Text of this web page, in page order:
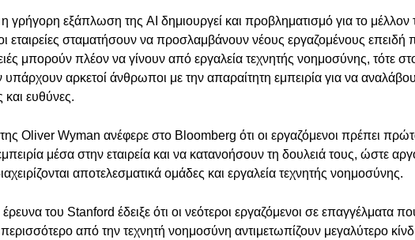
γρήγορη εξάπλωση της AI δημιουργεί και προβληματισμό για το μέλλον
εταιρείες σταματήσουν να προσλαμβάνουν νέους εργαζομένους επειδή
μπορούν πλέον να γίνουν από εργαλεία τεχνητής νοημοσύνης, τότε
υπάρχουν αρκετοί άνθρωποι με την απαραίτητη εμπειρία για να
και ευθύνες.
Oliver Wyman ανέφερε στο Bloomberg ότι οι εργαζόμενοι πρέπει
μέσα στην εταιρεία και να κατανοήσουν τη δουλειά τους, ώστε
αποτελεσματικά ομάδες και εργαλεία τεχνητής νοημοσύνης.
του Stanford έδειξε ότι οι νεότεροι εργαζόμενοι σε επαγγέλματα
από την τεχνητή νοημοσύνη αντιμετωπίζουν μεγαλύτερο